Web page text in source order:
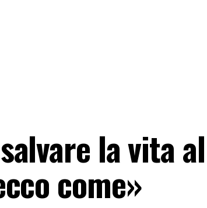
la vita al
come»